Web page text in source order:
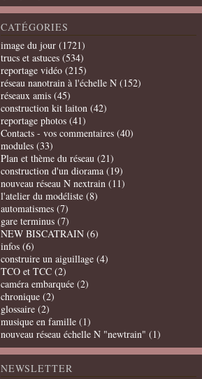
CATÉGORIES
image du jour (1721)
trucs et astuces (534)
reportage vidéo (215)
réseau nanotrain à l'échelle N (152)
réseaux amis (45)
construction kit laiton (42)
reportage photos (41)
Contacts - vos commentaires (40)
modules (33)
Plan et thème du réseau (21)
construction d'un diorama (19)
nouveau réseau N nextrain (11)
l'atelier du modéliste (8)
automatismes (7)
gare terminus (7)
NEW BISCATRAIN (6)
infos (6)
construire un aiguillage (4)
TCO et TCC (2)
caméra embarquée (2)
chronique (2)
glossaire (2)
musique en famille (1)
nouveau réseau échelle N "newtrain" (1)
NEWSLETTER